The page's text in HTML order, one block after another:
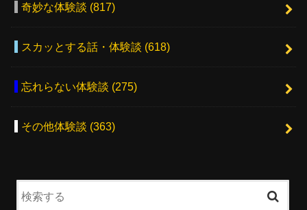
奇妙な体験談 (817)
スカッとする話・体験談 (618)
忘れらない体験談 (275)
その他体験談 (363)